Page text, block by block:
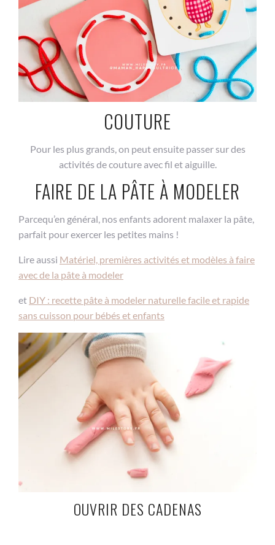
COUTURE
Pour les plus grands, on peut ensuite passer sur des
activités de couture avec fil et aiguille.
FAIRE DE LA PÂTE À MODELER
Parcequ’en général, nos enfants adorent malaxer la pâte,
parfait pour exercer les petites mains !
Lire aussi Matériel, premières activités et modèles à faire
avec de la pâte à modeler
et DIY : recette pâte à modeler naturelle facile et rapide
sans cuisson pour bébés et enfants
OUVRIR DES CADENAS